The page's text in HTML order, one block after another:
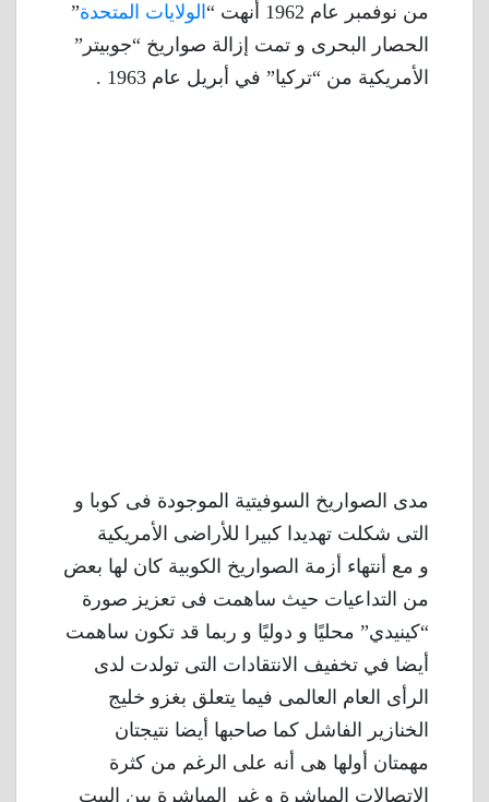
من نوفمبر عام 1962 أنهت “
الولايات المتحدة”
الحصار البحرى و تمت إزالة صواريخ “جوبيتر”
الأمريكية من “تركيا” في أبريل عام 1963 .
مدى الصواريخ السوفيتية الموجودة فى كوبا و
التى شكلت تهديدا كبيرا للأراضى الأمريكية
و مع أنتهاء أزمة الصواريخ الكوبية كان لها بعض
من التداعيات حيث ساهمت فى تعزيز صورة
“كينيدي” محليًا و دوليًا و ربما قد تكون ساهمت
أيضا في تخفيف الانتقادات التى تولدت لدى
الرأى العام العالمى فيما يتعلق بغزو خليج
الخنازير الفاشل كما صاحبها أيضا نتيجتان
مهمتان أولها هى أنه على الرغم من كثرة
الاتصالات المباشرة و غير المباشرة بين البيت